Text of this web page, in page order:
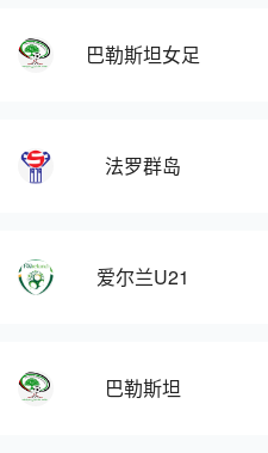
巴勒斯坦女足
法罗群岛
爱尔兰U21
巴勒斯坦